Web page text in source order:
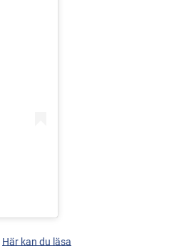
Här kan du läsa